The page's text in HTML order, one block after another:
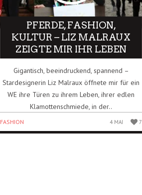
PFERDE, FASHION,
KULTUR – LIZ MALRAUX
ZEIGTE MIR IHR LEBEN
Gigantisch, beeindruckend, spannend –
Stardesignerin Liz Malraux öffnete mir für ein
WE ihre Türen zu ihrem Leben, ihrer edlen
Klamottenschmiede, in der..
FASHION 4 MAI 7